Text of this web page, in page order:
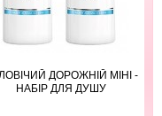
ДОРОЖНІЙ МІНІ -
НАБІР ДЛЯ ДУШУ